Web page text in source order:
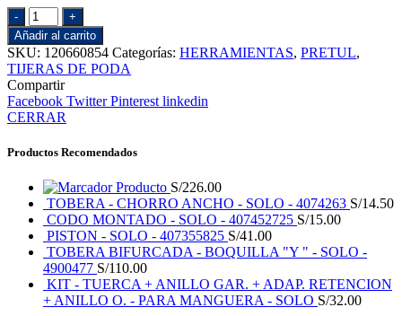
TIJERA
DE
PODA
-
8
"
-
T-
-
cantidad
Añadir al carrito
SKU: 120660854 Categorías: HERRAMIENTAS, PRETUL,
TIJERAS DE PODA
Compartir
Facebook Twitter Pinterest linkedin
CERRAR
Productos Recomendados
Producto S/226.00
TOBERA - CHORRO ANCHO - SOLO - 4074263 S/14.50
CODO MONTADO - SOLO - 407452725 S/15.00
PISTON - SOLO - 407355825 S/41.00
TOBERA BIFURCADA - BOQUILLA "Y " - SOLO -
4900477 S/110.00
KIT - TUERCA + ANILLO GAR. + ADAP. RETENCION
+ ANILLO O. - PARA MANGUERA - SOLO S/32.00